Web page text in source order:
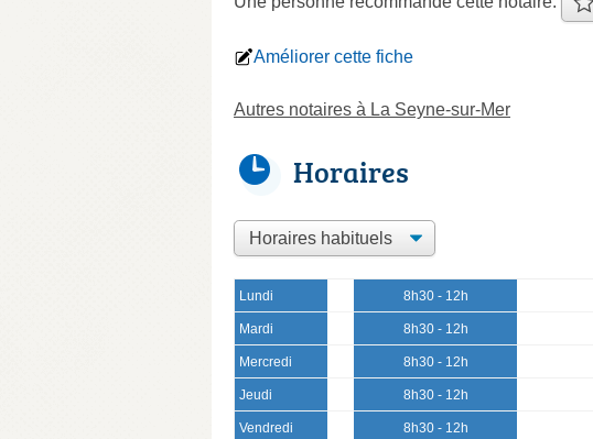
Améliorer cette fiche
Autres notaires à La Seyne-sur-Mer
Horaires
Lundi 8h30 - 12h
Mardi 8h30 - 12h
Mercredi 8h30 - 12h
Jeudi 8h30 - 12h
Vendredi 8h30 - 12h